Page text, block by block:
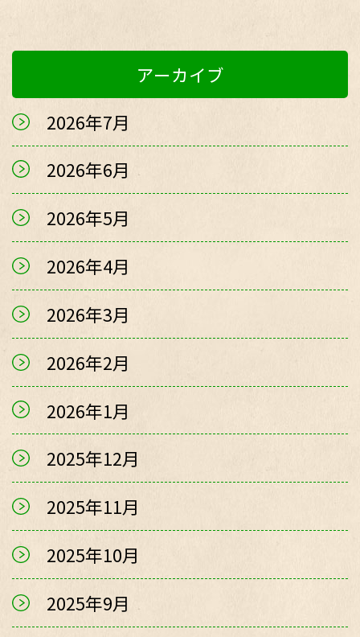
アーカイブ
2026年7月
2026年6月
2026年5月
2026年4月
2026年3月
2026年2月
2026年1月
2025年12月
2025年11月
2025年10月
2025年9月